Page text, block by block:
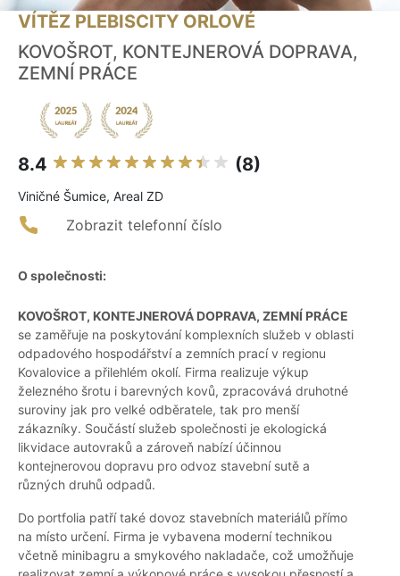
VÍTĚZ PLEBISCITY ORLOVÉ
KOVOŠROT, KONTEJNEROVÁ DOPRAVA,
ZEMNÍ PRÁCE
8.4 (8)
Viničné Šumice, Areal ZD
Zobrazit telefonní číslo
O společnosti:
KOVOŠROT, KONTEJNEROVÁ DOPRAVA, ZEMNÍ PRÁCE
se zaměřuje na poskytování komplexních služeb v oblasti
odpadového hospodářství a zemních prací v regionu
Kovalovice a přilehlém okolí. Firma realizuje výkup
železného šrotu i barevných kovů, zpracovává druhotné
suroviny jak pro velké odběratele, tak pro menší
zákazníky. Součástí služeb společnosti je ekologická
likvidace autovraků a zároveň nabízí účinnou
kontejnerovou dopravu pro odvoz stavební sutě a
různých druhů odpadů.
Do portfolia patří také dovoz stavebních materiálů přímo
na místo určení. Firma je vybavena moderní technikou
včetně minibagru a smykového nakladače, což umožňuje